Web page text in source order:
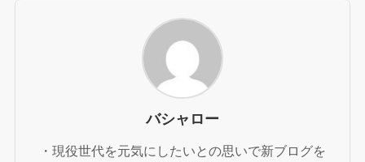
バシャロー
・現役世代を元気にしたいとの思いで新ブログを